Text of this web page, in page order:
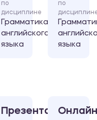
по
дисциплине
Грамматика
английского
языка
по
языка
Презентация